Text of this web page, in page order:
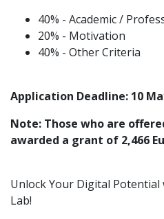
40% - Academic /
20% - Motivation
40% - Other Criteria
Application Deadline: 10
Note: Those who are
awarded a grant of 2,466
Unlock Your Digital Potential
Lab!